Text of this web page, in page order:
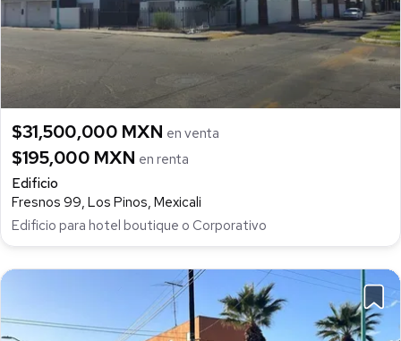
$31,500,000 MXN en venta
$195,000 MXN en renta
Edificio
Fresnos 99, Los Pinos, Mexicali
Edificio para hotel boutique o Corporativo